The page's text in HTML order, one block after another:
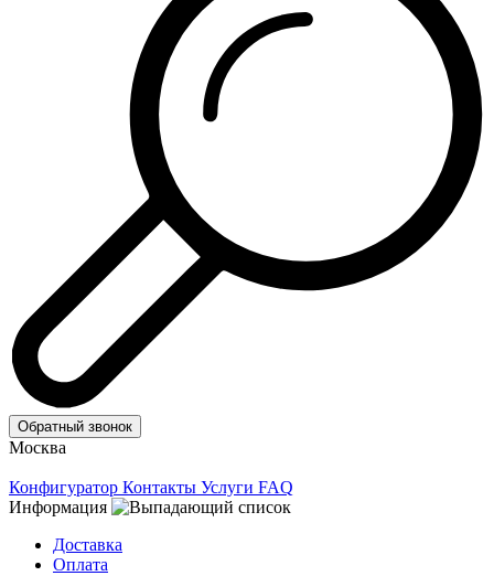
Обратный звонок
Москва
Конфигуратор Контакты Услуги FAQ
Информация
Доставка
Оплата